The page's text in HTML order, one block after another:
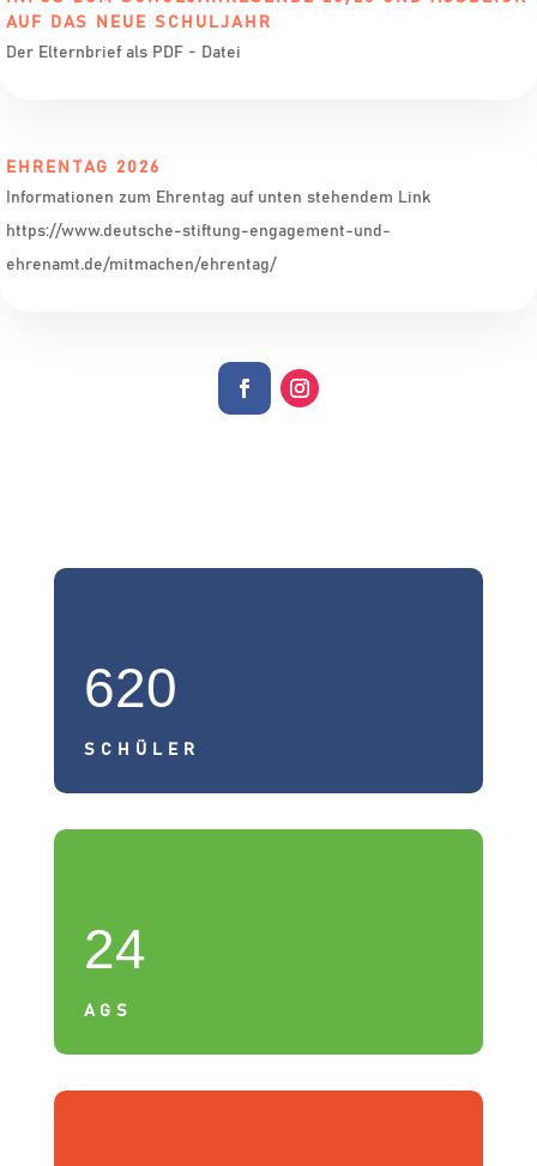
AUF DAS NEUE SCHULJAHR
Der Elternbrief als PDF - Datei
EHRENTAG 2026
Informationen zum Ehrentag auf unten stehendem Link
https://www.deutsche-stiftung-engagement-und-
ehrenamt.de/mitmachen/ehrentag/
620
SCHÜLER
24
AGS